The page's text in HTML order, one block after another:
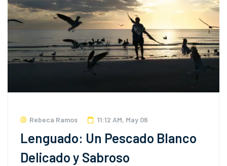
Rebeca Ramos 11:12 AM, May 06
Lenguado: Un Pescado Blanco
Delicado y Sabroso